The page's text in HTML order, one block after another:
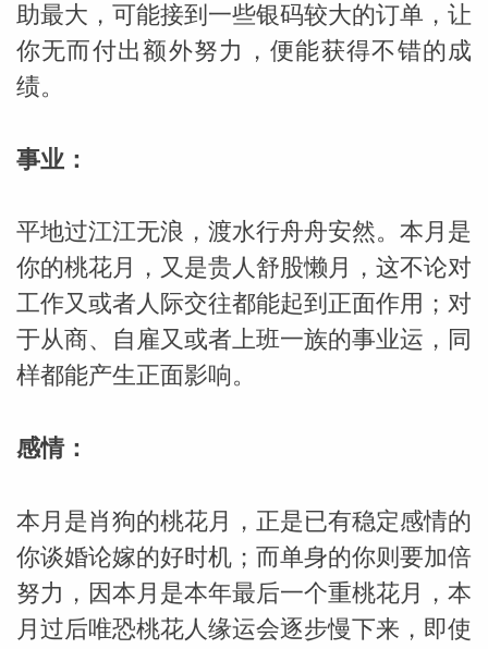
网
助最大，可能接到一些银码较大的订单，让
你无而付出额外努力，便能获得不错的成
绩。
事业：
平地过江江无浪，渡水行舟舟安然。本月是
你的桃花月，又是贵人舒股懒月，这不论对
工作又或者人际交往都能起到正面作用；对
于从商、自雇又或者上班一族的事业运，同
样都能产生正面影响。
感情：
本月是肖狗的桃花月，正是已有稳定感情的
你谈婚论嫁的好时机；而单身的你则要加倍
努力，因本月是本年最后一个重桃花月，本
月过后唯恐桃花人缘运会逐步慢下来，即使